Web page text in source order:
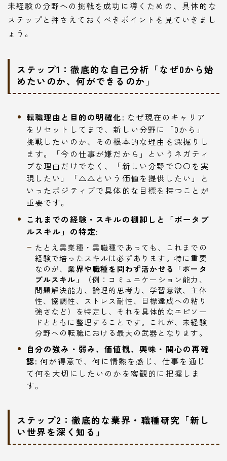
未経験の分野への挑戦を成功に導くための、具体的な
ステップと押さえておくべきポイントを見ていきまし
ょう。
ステップ1：徹底的な自己分析「なぜ0から始
めたいのか、何ができるのか」
転職理由と目的の明確化: なぜ現在のキャリア
をリセットしてまで、新しい分野に「0から」
挑戦したいのか、その根本的な理由を深掘りし
ます。「今の仕事が嫌だから」というネガティ
ブな理由だけでなく、「新しい分野で〇〇を実
現したい」「△△という価値を提供したい」と
いったポジティブで具体的な目標を持つことが
重要です。
これまでの経験・スキルの棚卸しと「ポータブ
ルスキル」の特定:
たとえ異業種・異職種であっても、これまでの
経験で培ったスキルは必ずあります。特に重要
なのが、業界や職種を問わず活かせる「ポータ
ブルスキル」
（例：コミュニケーション能力、
問題解決能力、論理的思考力、学習意欲、主体
性、協調性、ストレス耐性、目標達成への粘り
強さなど）を特定し、それを具体的なエピソー
ドとともに整理することです。これが、未経験
分野への転職における最大の武器となります。
自分の強み・弱み、価値観、興味・関心の再確
認: 何が得意で、何に情熱を感じ、仕事を通じ
て何を大切にしたいのかを客観的に把握しま
す。
ステップ2：徹底的な業界・職種研究「新し
い世界を深く知る」